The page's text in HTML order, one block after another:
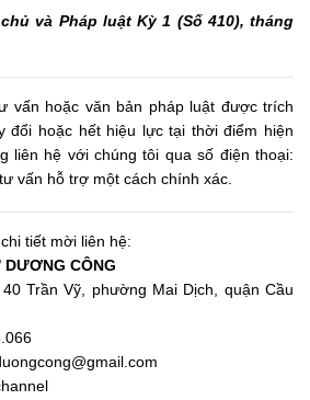
và Pháp luật Kỳ 1 (Số 410), tháng
vấn hoặc văn bản pháp luật được trích
đổi hoặc hết hiệu lực tại thời điểm hiện
liên hệ với chúng tôi qua số điện thoại:
vấn hỗ trợ một cách chính xác.
tiết mời liên hệ:
CÔNG
Trần Vỹ, phường Mai Dịch, quận Cầu